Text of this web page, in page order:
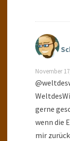
November
gerne
wenn die
mir